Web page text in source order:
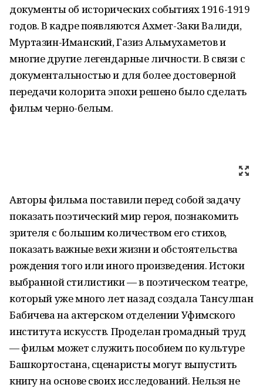
документы об исторических событиях 1916-1919
годов. В кадре появляются Ахмет-Заки Валиди,
Муртазин-Иманский, Газиз Альмухаметов и
многие другие легендарные личности. В связи с
документальностью и для более достоверной
передачи колорита эпохи решено было сделать
фильм черно-белым.
Авторы фильма поставили перед собой задачу
показать поэтический мир героя, познакомить
зрителя с большим количеством его стихов,
показать важные вехи жизни и обстоятельства
рождения того или иного произведения. Истоки
выбранной стилистики — в поэтическом театре,
который уже много лет назад создала Тансулпан
Бабичева на актерском отделении Уфимского
института искусств. Проделан громадный труд
— фильм может служить пособием по культуре
Башкортостана, сценаристы могут выпустить
книгу на основе своих исследований. Нельзя не